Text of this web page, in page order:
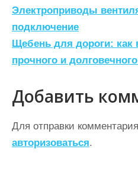
Н
а
в
и
г
а
ц
и
Электроприводы
подключение
Щебень для дороги: как
прочного и
Добавить
Для отправки
авторизоваться.